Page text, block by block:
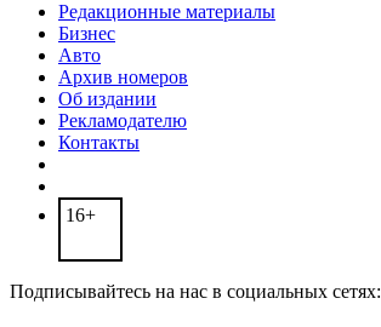
Редакционные материалы
Бизнес
Авто
Архив номеров
Об издании
Рекламодателю
Контакты
16+
Подписывайтесь на нас в социальных сетях: